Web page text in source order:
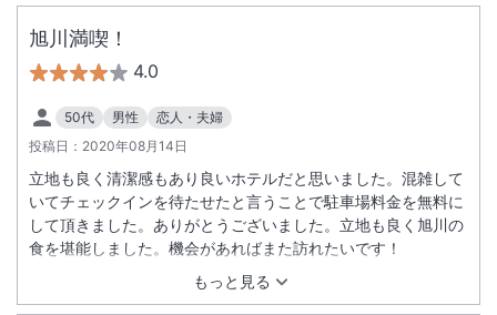
旭川満喫！
4.0
50代 男性
恋人・夫婦
投稿日： 2020年08月14日
もっと見る
立地も良く清潔感もあり良いホテルだと思いました。混雑して
いてチェックインを待たせたと言うことで駐車場料金を無料に
して頂きました。ありがとうございました。立地も良く旭川の
食を堪能しました。機会があればまた訪れたいです！